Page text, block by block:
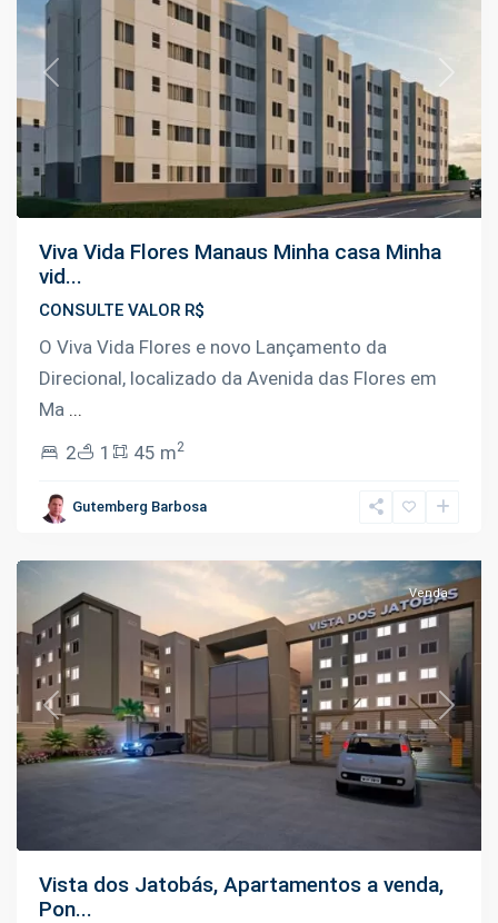
Previous
Viva Vida Flores Manaus Minha casa Minha
vid...
CONSULTE VALOR R$
O Viva Vida Flores e novo Lançamento da
Direcional, localizado da Avenida das Flores em
Ma ...
2
1 45 m2
Gutemberg Barbosa
Planalto,
Previous Next
Venda
Vista dos Jatobás, Apartamentos a venda,
Pon...